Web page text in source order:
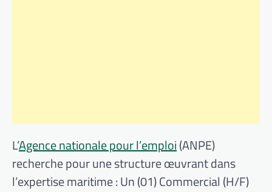
L’Agence nationale pour l’emploi(ANPE)
recherche pour une structure œuvrant dans
l’expertise maritime : Un (01) Commercial (H/F)